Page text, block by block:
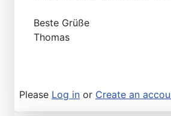
Beste Grüße
Thomas
Please Log in or Create an